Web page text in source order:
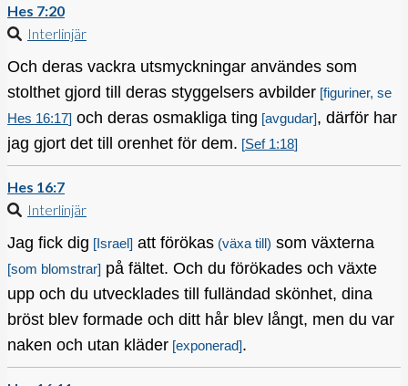
Hes 7:20
Interlinjär
Och deras vackra utsmyckningar användes som
stolthet gjord till deras styggelsers avbilder [figuriner, se
Hes 16:17] och deras osmakliga ting [avgudar], därför har
jag gjort det till orenhet för dem. [Sef 1:18]
Hes 16:7
Interlinjär
Jag fick dig [Israel] att förökas (växa till) som växterna
[som blomstrar] på fältet. Och du förökades och växte
upp och du utvecklades till fulländad skönhet, dina
bröst blev formade och ditt hår blev långt, men du var
naken och utan kläder [exponerad].